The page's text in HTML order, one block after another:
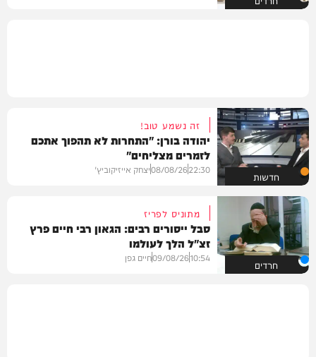
חדשות
זה נשמע טוב!
יהודה בורן: "התחרות לא תהפוך אתכם
לזמרים מצליחים"
22:30
08/08/26יצחק אייזיקוביץ'
חרדים
מתוניס לפריז
סבל ייסורים רבים: הגאון רבי חיים פרץ
זצ"ל הלך לעולמו
10:54
09/08/26חיים גפן